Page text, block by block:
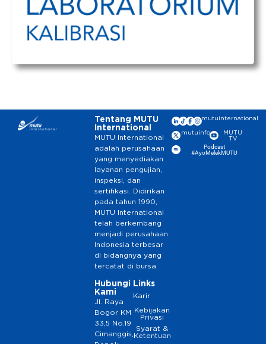
Tentang MUTU
International
MUTU International
adalah perusahaan
yang menyediakan
layanan pengujian,
inspeksi, dan
sertifikasi. Didirikan
pada tahun 1990,
MUTU International
telah berkembang
menjadi perusahaan
Indonesia terbesar
di bidangnya yang
tercatat di bursa.
Hubungi
Kami
Jl. Raya
Bogor KM
33,5 No.19
Cimanggis,
Links
Karir
Kebijakan
Privasi
Syarat &
Ketentuan
mutuinternational
mutuinfo
MUTU
TV
Podcast
#AyoMelekMUTU